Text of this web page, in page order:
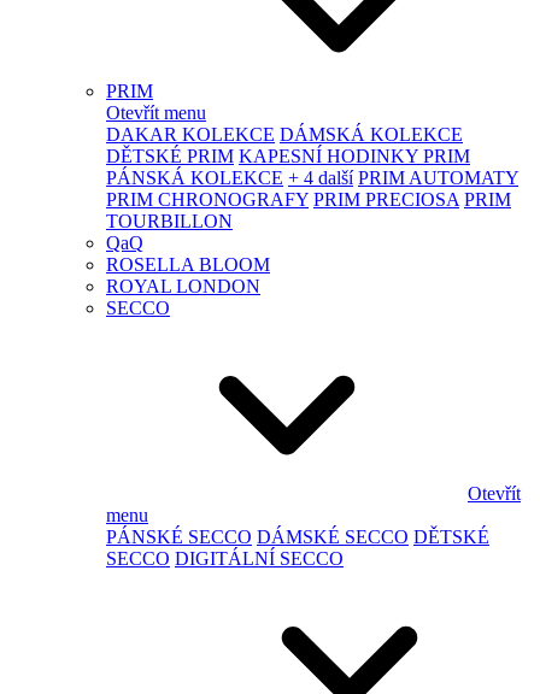
PRIM
Otevřít menu
DAKAR KOLEKCE DÁMSKÁ KOLEKCE
DĚTSKÉ PRIM KAPESNÍ HODINKY PRIM
PÁNSKÁ KOLEKCE + 4 další PRIM AUTOMATY
PRIM CHRONOGRAFY PRIM PRECIOSA PRIM
TOURBILLON
QaQ
ROSELLA BLOOM
ROYAL LONDON
SECCO
Otevřít
menu
PÁNSKÉ SECCO DÁMSKÉ SECCO DĚTSKÉ
SECCO DIGITÁLNÍ SECCO